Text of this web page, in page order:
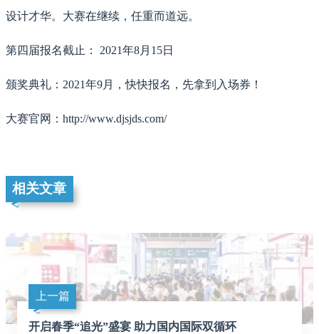
设计才华。大赛在继续，任重而道远。
第四届报名截止： 2021年8月15日
颁奖典礼：2021年9月，快快报名，先拿到入场券！
大赛官网：http://www.djsjds.com/
相关文章
上一篇
开启春季“追光”盛宴 助力国内国际双循环